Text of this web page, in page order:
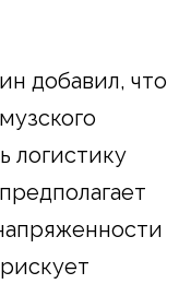
добавил, что
логистику